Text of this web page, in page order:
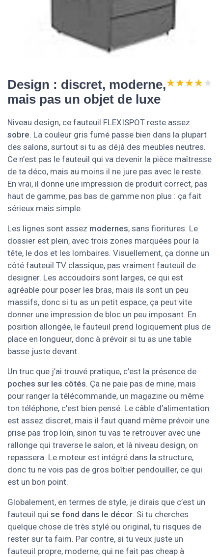
Design : discret, moderne,
mais pas un objet de luxe
★★★★★
★★★★★
Niveau design, ce fauteuil FLEXISPOT reste assez
sobre. La couleur gris fumé passe bien dans la plupart
des salons, surtout si tu as déjà des meubles neutres.
Ce n’est pas le fauteuil qui va devenir la pièce maîtresse
de ta déco, mais au moins il ne jure pas avec le reste.
En vrai, il donne une impression de produit correct, pas
haut de gamme, pas bas de gamme non plus : ça fait
sérieux mais simple.
Les lignes sont assez modernes, sans fioritures. Le
dossier est plein, avec trois zones marquées pour la
tête, le dos et les lombaires. Visuellement, ça donne un
côté fauteuil TV classique, pas vraiment fauteuil de
designer. Les accoudoirs sont larges, ce qui est
agréable pour poser les bras, mais ils sont un peu
massifs, donc si tu as un petit espace, ça peut vite
donner une impression de bloc un peu imposant. En
position allongée, le fauteuil prend logiquement plus de
place en longueur, donc à prévoir si tu as une table
basse juste devant.
Un truc que j’ai trouvé pratique, c’est la présence de
poches sur les côtés. Ça ne paie pas de mine, mais
pour ranger la télécommande, un magazine ou même
ton téléphone, c’est bien pensé. Le câble d’alimentation
est assez discret, mais il faut quand même prévoir une
prise pas trop loin, sinon tu vas te retrouver avec une
rallonge qui traverse le salon, et là niveau design, on
repassera. Le moteur est intégré dans la structure,
donc tu ne vois pas de gros boîtier pendouiller, ce qui
est un bon point.
Globalement, en termes de style, je dirais que c’est un
fauteuil qui se fond dans le décor. Si tu cherches
quelque chose de très stylé ou original, tu risques de
rester sur ta faim. Par contre, si tu veux juste un
fauteuil propre, moderne, qui ne fait pas cheap à